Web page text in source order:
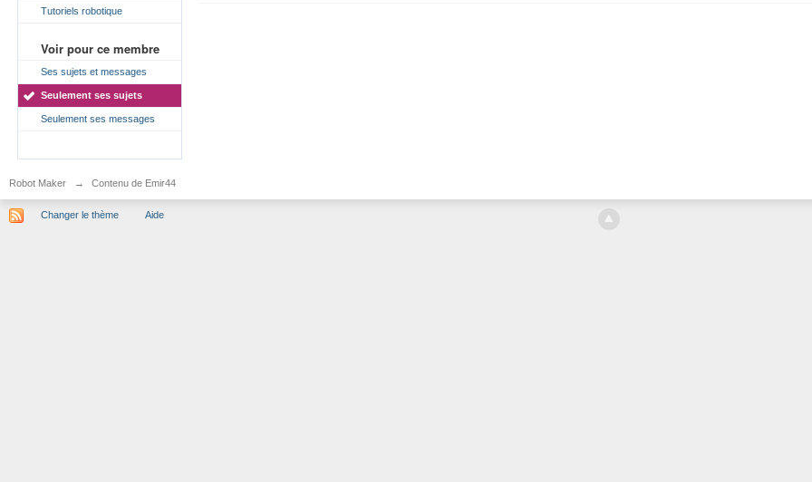
Tutoriels robotique
Voir pour ce membre
Ses sujets et messages
Seulement ses sujets
Seulement ses messages
Robot Maker → Contenu de Emir44
Changer le thème Aide